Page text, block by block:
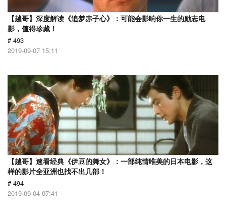
【越哥】深度解读《追梦赤子心》：可能会影响你一生的励志电
影，值得珍藏！
# 493
2019-09-07 15:11
【越哥】速看经典《伊豆的舞女》：一部纯情唯美的日本电影，这
样的影片全亚洲也找不出几部！
# 494
2019-09-04 07:41